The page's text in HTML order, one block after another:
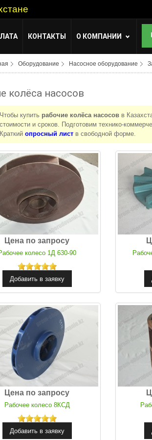
КОНТАКТЫ О КОМПАНИИ
Оборудование Насосное оборудование
колёса насосов
Чтобы купить рабочие колёса насосов в
стоимости и сроков. Подготовим технико-
Краткий опросный лист в свободной форме.
Цена по запросу
колесо 1Д 630-90
Цена по запросу
Рабочее колесо 8КСД